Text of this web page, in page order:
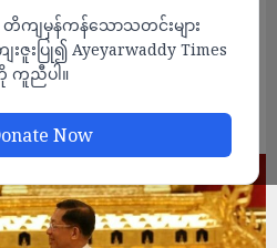
ကျမှန်ကန်သောသတင်းများ
းပြု၍ Ayeyarwaddy Times
ကူညီပါ။
Now
ဝမ်ယိ တွေ့ဆုံမှုအပေါ် စစ်
ချန် ထုတ်ပြန်